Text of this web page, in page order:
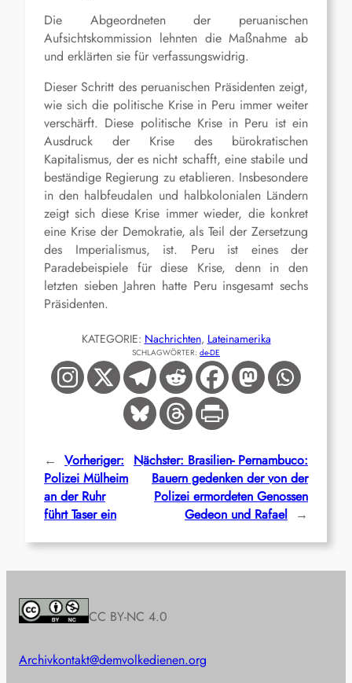
Die Abgeordneten der peruanischen
Aufsichtskommission lehnten die Maßnahme ab
und erklärten sie für verfassungswidrig.
Dieser Schritt des peruanischen Präsidenten zeigt,
wie sich die politische Krise in Peru immer weiter
verschärft. Diese politische Krise in Peru ist ein
Ausdruck der Krise des bürokratischen
Kapitalismus, der es nicht schafft, eine stabile und
beständige Regierung zu etablieren. Insbesondere
in den halbfeudalen und halbkolonialen Ländern
zeigt sich diese Krise immer wieder, die konkret
eine Krise der Demokratie, als Teil der Zersetzung
des Imperialismus, ist. Peru ist eines der
Paradebeispiele für diese Krise, denn in den
letzten sieben Jahren hatte Peru insgesamt sechs
Präsidenten.
KATEGORIE: Nachrichten, Lateinamerika
SCHLAGWÖRTER: de-DE
← Vorheriger:
Polizei Mülheim
an der Ruhr
führt Taser ein
Nächster: Brasilien- Pernambuco:
Bauern gedenken der von der
Polizei ermordeten Genossen
Gedeon und Rafael →
CC BY-NC 4.0
Archivkontakt@demvolkedienen.org